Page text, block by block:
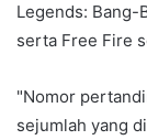
Legends: Bang-
serta Free Fire
"Nomor
sejumlah yang